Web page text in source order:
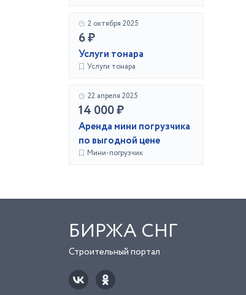
2 октября 2025
6 ₽
Услуги тонара
Услуги тонара
22 апреля 2025
14 000 ₽
Аренда мини погрузчика
по выгодной цене
Мини-погрузчик
БИРЖА СНГ
Строительный портал